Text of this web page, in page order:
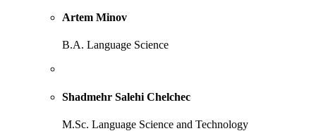
Artem Minov
B.A. Language Science
Shadmehr Salehi Chelchec
M.Sc. Language Science and Technology